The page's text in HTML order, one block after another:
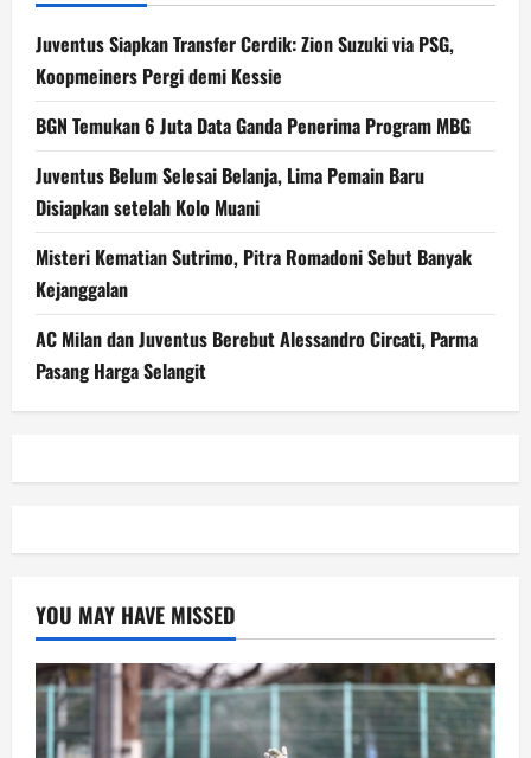
Juventus Siapkan Transfer Cerdik: Zion Suzuki via PSG,
Koopmeiners Pergi demi Kessie
BGN Temukan 6 Juta Data Ganda Penerima Program MBG
Juventus Belum Selesai Belanja, Lima Pemain Baru
Disiapkan setelah Kolo Muani
Misteri Kematian Sutrimo, Pitra Romadoni Sebut Banyak
Kejanggalan
AC Milan dan Juventus Berebut Alessandro Circati, Parma
Pasang Harga Selangit
YOU MAY HAVE MISSED